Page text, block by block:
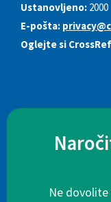
Ustanovljeno: 2000
E-pošta:
Oglejte si
Ne